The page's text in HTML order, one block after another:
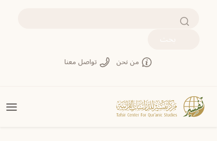
من نحن تواصل معنا